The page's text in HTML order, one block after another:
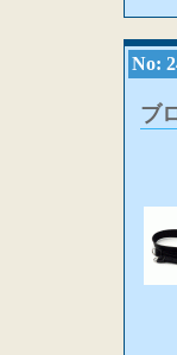
No:
ブ